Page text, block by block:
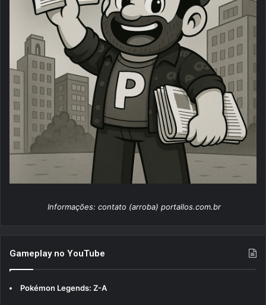
Informações: contato (arroba) portallos.com.br
Gameplay no YouTube
Pokémon Legends: Z-A